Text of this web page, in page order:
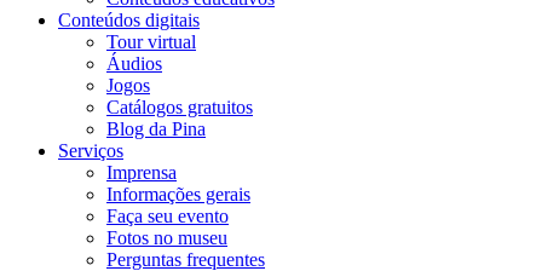
Conteúdos digitais
Tour virtual
Áudios
Jogos
Catálogos gratuitos
Blog da Pina
Serviços
Imprensa
Informações gerais
Faça seu evento
Fotos no museu
Perguntas frequentes